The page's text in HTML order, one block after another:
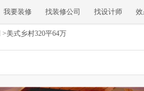
我要装修 找装修公司 找设计师
>美式乡村320平64万